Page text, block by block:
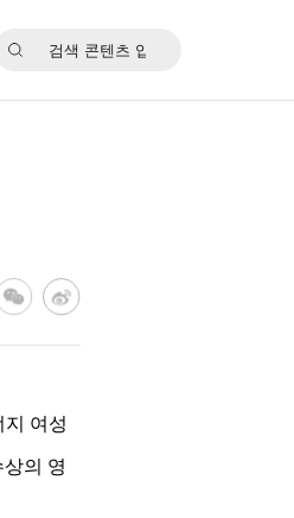
여성
의 영